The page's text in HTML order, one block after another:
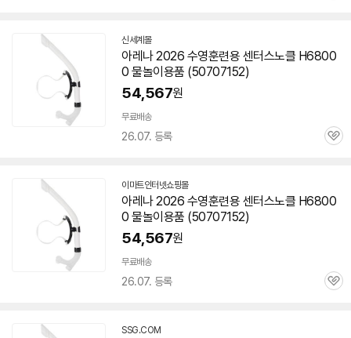
신세계몰
아레나 2026 수영훈련용 센터스노클 H6800
0 물놀이용품 (50707152)
54,567원
무료배송
26.07. 등록
관
이마트인터넷쇼핑몰
아레나 2026 수영훈련용 센터스노클 H6800
0 물놀이용품 (50707152)
54,567원
무료배송
26.07. 등록
관
SSG.COM
세부정보 열기/접기